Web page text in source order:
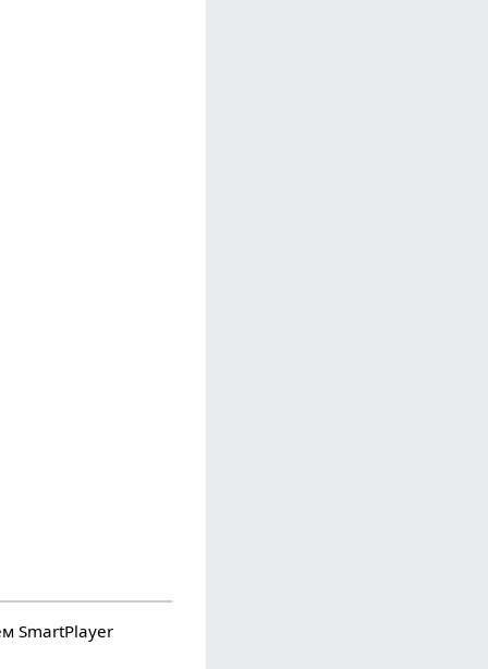
SmartPlayer